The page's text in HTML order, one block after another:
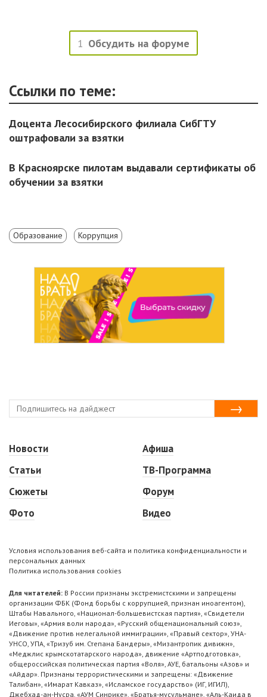
1 Обсудить на форуме
Ссылки по теме:
Доцента Лесосибирского филиала СибГТУ
оштрафовали за взятки
В Красноярске пилотам выдавали сертификаты об
обучении за взятки
Образование Коррупция
Новости
Статьи
Сюжеты
Фото
Афиша
ТВ-Программа
Форум
Видео
Условия использования веб-сайта и политика конфиденциальности и
персональных данных
Политика использования cookies
Для читателей: В России признаны экстремистскими и запрещены
организации ФБК (Фонд борьбы с коррупцией, признан иноагентом),
Штабы Навального, «Национал-большевистская партия», «Свидетели
Иеговы», «Армия воли народа», «Русский общенациональный союз»,
«Движение против нелегальной иммиграции», «Правый сектор», УНА-
УНСО, УПА, «Тризуб им. Степана Бандеры», «Мизантропик дивижн»,
«Меджлис крымскотатарского народа», движение «Артподготовка»,
общероссийская политическая партия «Воля», АУЕ, батальоны «Азов» и
«Айдар». Признаны террористическими и запрещены: «Движение
Талибан», «Имарат Кавказ», «Исламское государство» (ИГ, ИГИЛ),
Джебхад-ан-Нусра, «АУМ Синрике», «Братья-мусульмане», «Аль-Каида в